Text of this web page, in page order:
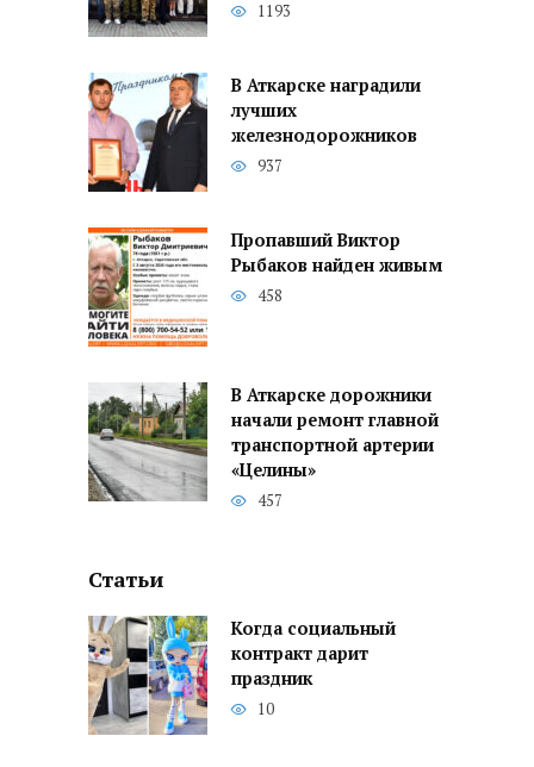
1193
В Аткарске наградили
лучших
железнодорожников
937
Пропавший Виктор
Рыбаков найден живым
458
В Аткарске дорожники
начали ремонт главной
транспортной артерии
«Целины»
457
Статьи
Когда социальный
контракт дарит
праздник
10